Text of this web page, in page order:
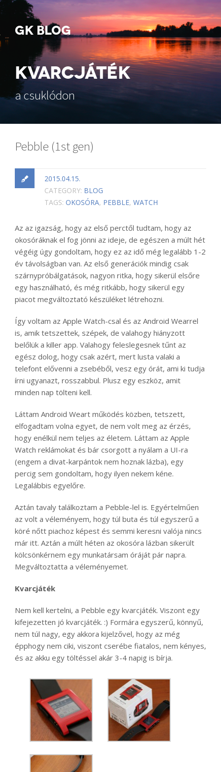
GK BLOG
KVARCJÁTÉK
a csuklódon
Pebble (1st gen)
2015.04.15.
CATEGORY: BLOG
TAGS: OKOSÓRA, PEBBLE, WATCH
Az az igazság, hogy az első perctől tudtam, hogy az
okosóráknak el fog jönni az ideje, de egészen a múlt hét
végéig úgy gondoltam, hogy ez az idő még legalább 1-2
év távolságban van. Az első generációk mindig csak
szárnypróbálgatások, nagyon ritka, hogy sikerül elsőre
egy használható, és még ritkább, hogy sikerül egy
piacot megváltoztató készüléket létrehozni.
Így voltam az Apple Watch-csal és az Android Wearrel
is, amik tetszettek, szépek, de valahogy hiányzott
belőlük a killer app. Valahogy feleslegesnek tűnt az
egész dolog, hogy csak azért, mert lusta valaki a
telefont elővenni a zsebéből, vesz egy órát, ami ki tudja
írni ugyanazt, rosszabbul. Plusz egy eszköz, amit
minden nap tölteni kell.
Láttam Android Weart működés közben, tetszett,
elfogadtam volna egyet, de nem volt meg az érzés,
hogy enélkül nem teljes az életem. Láttam az Apple
Watch reklámokat és bár csorgott a nyálam a UI-ra
(engem a divat-karpántok nem hoznak lázba), egy
percig sem gondoltam, hogy ilyen nekem kéne.
Legalábbis egyelőre.
Aztán tavaly találkoztam a Pebble-lel is. Egyértelműen
az volt a véleményem, hogy túl buta és túl egyszerű a
köré nőtt piachoz képest és semmi keresni valója nincs
már itt. Aztán a múlt héten az okosóra lázban sikerült
kölcsönkérnem egy munkatársam óráját pár napra.
Megváltoztatta a véleményemet.
Kvarcjáték
Nem kell kertelni, a Pebble egy kvarcjáték. Viszont egy
kifejezetten jó kvarcjáték. :) Formára egyszerű, könnyű,
nem túl nagy, egy akkora kijelzővel, hogy az még
épphogy nem ciki, viszont cserébe fiatalos, nem kényes,
és az akku egy töltéssel akár 3-4 napig is bírja.